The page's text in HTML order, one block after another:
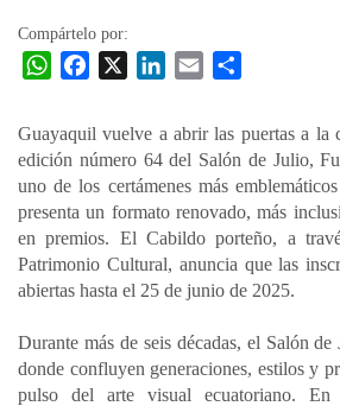
Compártelo por:
W
t
s
A
p
p
e
b
o
o
k
k
e
d
I
n
i
l
p
a
r
t
i
r
Guayaquil vuelve a abrir las puertas a la
edición número 64 del Salón de Julio,
uno de los certámenes más
presenta un formato renovado, más
en premios. El Cabildo porteño, a
Patrimonio Cultural, anuncia que las
abiertas hasta el 25 de junio de 2025.
Durante más de seis décadas, el Salón
donde confluyen generaciones, estilos y
pulso del arte visual ecuatoriano. En